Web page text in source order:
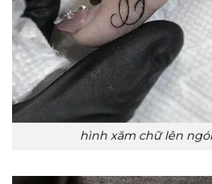
hình xăm chữ lên